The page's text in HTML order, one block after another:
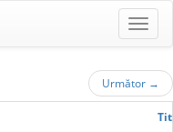
Următor →